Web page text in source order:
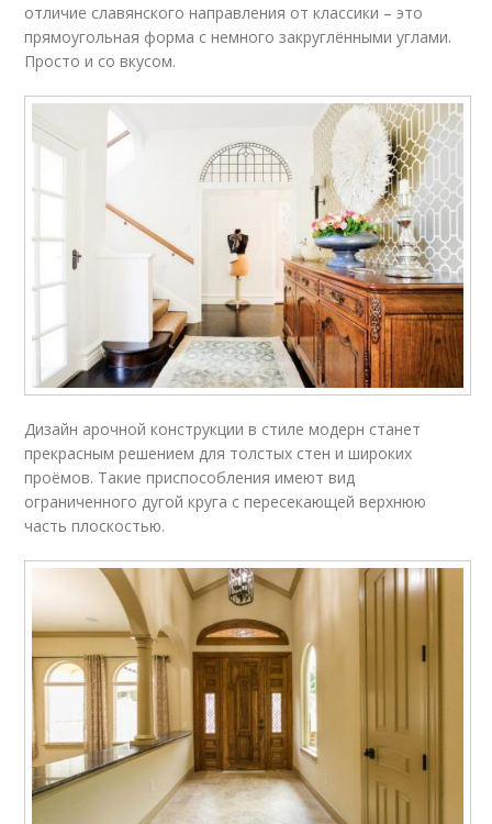
отличие славянского направления от классики – это
прямоугольная форма с немного закруглёнными углами.
Просто и со вкусом.
Дизайн арочной конструкции в стиле модерн станет
прекрасным решением для толстых стен и широких
проёмов. Такие приспособления имеют вид
ограниченного дугой круга с пересекающей верхнюю
часть плоскостью.